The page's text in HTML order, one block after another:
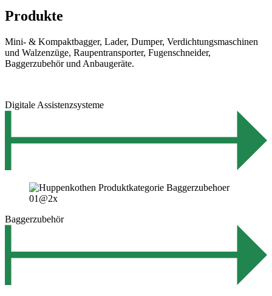
Produkte
Mini- & Kompaktbagger, Lader, Dumper, Verdichtungsmaschinen
und Walzenzüge, Raupentransporter, Fugenschneider,
Baggerzubehör und Anbaugeräte.
Digitale Assistenzsysteme
Baggerzubehör